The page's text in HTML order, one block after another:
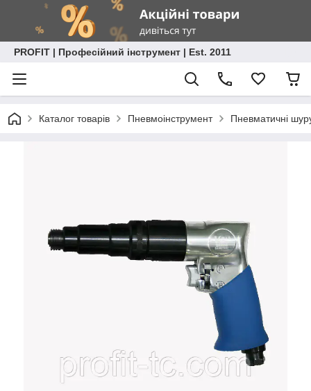
PROFIT | Професійний інструмент | Est. 2011
Каталог товарів Пневмоінструмент Пневматичні